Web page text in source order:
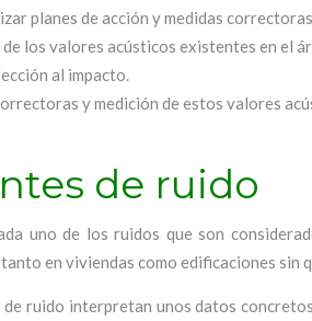
planes de acción y medidas
los valores acústicos existentes en el
al impacto.
y medición de estos valores
de ruido
uno de los ruidos que son
en viviendas como edificaciones sin
de ruido interpretan unos datos